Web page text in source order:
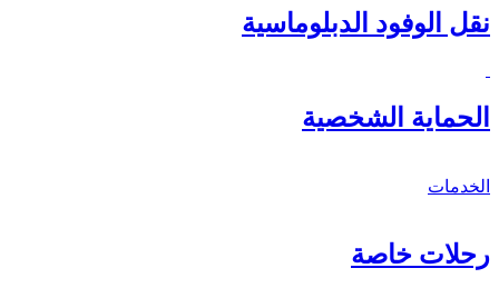
نقل الوفود الدبلوماسية
الحماية الشخصية
الخدمات
رحلات خاصة